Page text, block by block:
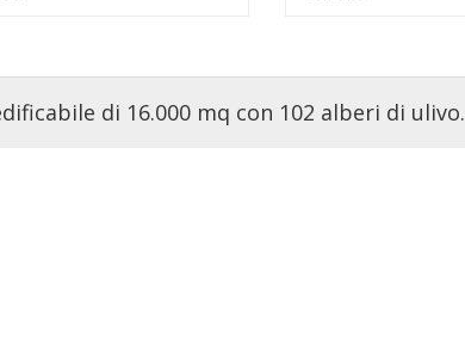
di 16.000 mq con 102 alberi di ulivo.